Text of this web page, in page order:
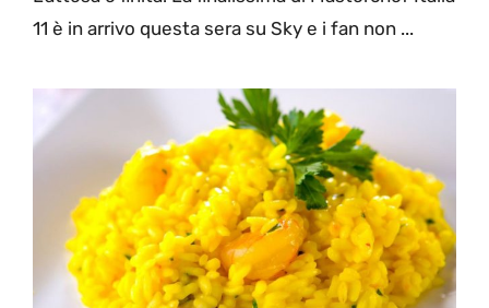
11 è in arrivo questa sera su Sky e i fan non ...